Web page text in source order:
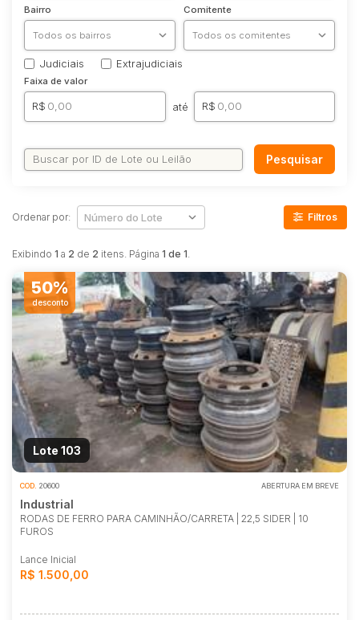
Imóveis
Apartamento
Apartamentos
Casa
Comercial
Imóvel
Lote
Rural
Vaga de Garagem
Materiais
Bens diversos
Veículos
Caminhão
Carro
Carros
Moto
Motocicleta
Ônibus
Bairro Comitente
Judiciais Extrajudiciais
Faixa de valor
R$ até R$
Pesquisar
Exibindo 1 a 2 de 2 itens. Página 1 de 1.
Ordenar por: Filtros
50%
desconto
Lote 103
COD. 20600 ABERTURA EM BREVE
Industrial
RODAS DE FERRO PARA CAMINHÃO/CARRETA | 22,5 SIDER | 10
FUROS
Lance Inicial
R$ 1.500,00